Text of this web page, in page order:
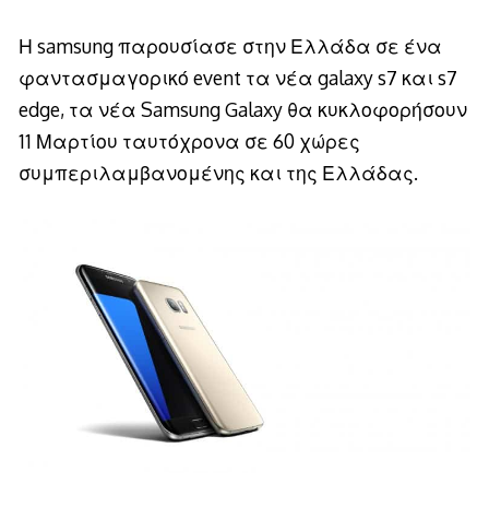
Η samsung παρουσίασε στην Ελλάδα σε ένα
φαντασμαγορικό event τα νέα galaxy s7 και s7
edge, τα νέα Samsung Galaxy θα κυκλοφορήσουν
11 Μαρτίου ταυτόχρονα σε 60 χώρες
συμπεριλαμβανομένης και της Ελλάδας.